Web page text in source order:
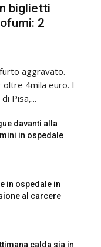
biglietti
2
aggravato.
4mila euro. I
Pisa,...
davanti alla
in ospedale
in ospedale in
al carcere
calda sia in